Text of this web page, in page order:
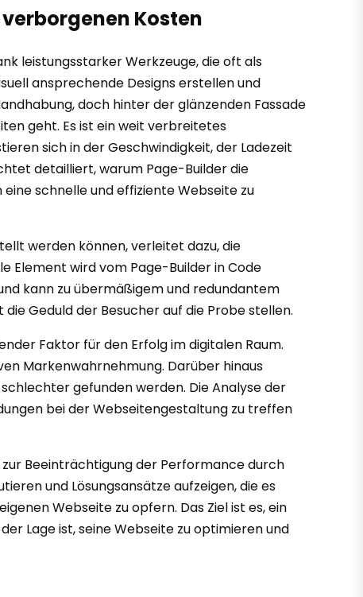
Kosten
leistungsstarker Werkzeuge, die oft als
ansprechende Designs erstellen und
doch hinter der glänzenden Fassade
geht. Es ist ein weit verbreitetes
sich in der Geschwindigkeit, der Ladezeit
detailliert, warum Page-Builder die
schnelle und effiziente Webseite zu
werden können, verleitet dazu, die
Element wird vom Page-Builder in Code
kann zu übermäßigem und redundantem
Geduld der Besucher auf die Probe stellen.
Faktor für den Erfolg im digitalen Raum.
Markenwahrnehmung. Darüber hinaus
gefunden werden. Die Analyse der
bei der Webseitengestaltung zu treffen
Beeinträchtigung der Performance durch
und Lösungsansätze aufzeigen, die es
Webseite zu opfern. Das Ziel ist es, ein
Lage ist, seine Webseite zu optimieren und